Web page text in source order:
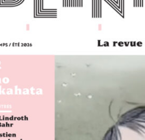
francophone consacrée
Blink Blank rend
fois par an, de la créativité
Entretiens et analyses au
:
le14/04/2026